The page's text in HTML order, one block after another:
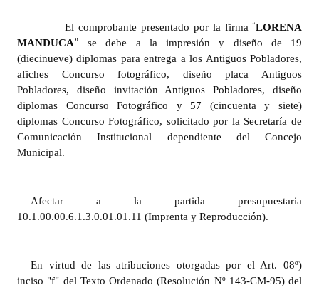
NORMATIVA
Comunicaciones
Declaraciones
Resoluciones
Resoluciones de Presidencia
Antiguos Pobladores
Registros y Distinciones
El comprobante presentado por la firma“LORENA
MANDUCA”
se debe a la impresión y diseño de 19
(diecinueve) diplomas para entrega a los Antiguos Pobladores,
afiches Concurso fotográfico, diseño placa Antiguos
Pobladores, diseño invitación Antiguos Pobladores, diseño
diplomas Concurso Fotográfico y 57 (cincuenta y siete)
diplomas Concurso Fotográfico, solicitado por la Secretaría de
Comunicación Institucional dependiente del Concejo
Municipal.
Afectar a la partida presupuestaria
10.1.00.00.6.1.3.0.01.01.11 (Imprenta y Reproducción).
En virtud de las atribuciones otorgadas por el Art. 08º)
inciso "f" del Texto Ordenado (Resolución Nº 143-CM-95) del